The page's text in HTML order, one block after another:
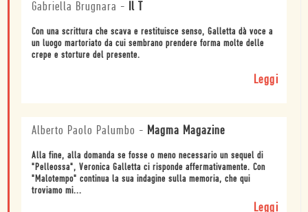
Gabriella Brugnara - Il T
Con una scrittura che scava e restituisce senso, Galletta dà voce a
un luogo martoriato da cui sembrano prendere forma molte delle
crepe e storture del presente.
Leggi
Alberto Paolo Palumbo - Magma Magazine
Alla fine, alla domanda se fosse o meno necessario un sequel di
"Pelleossa", Veronica Galletta ci risponde affermativamente. Con
"Malotempo" continua la sua indagine sulla memoria, che qui
troviamo mi...
Leggi